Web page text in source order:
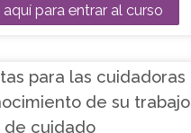
para entrar al curso
para las cuidadoras
de su trabajo
de cuidado